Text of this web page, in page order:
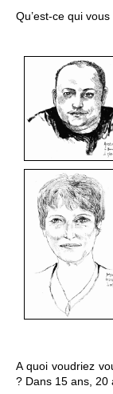
Qu’est-ce qui
A quoi voudriez
? Dans 15 ans, 20